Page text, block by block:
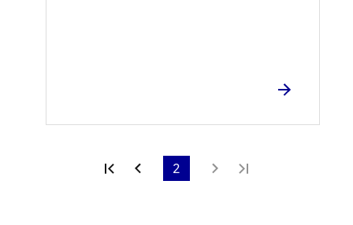
Première page
Page précédente
2 Page suivante